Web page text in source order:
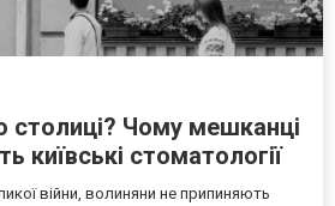
Чому мешканці
київські стоматології
війни, волиняни не припиняють